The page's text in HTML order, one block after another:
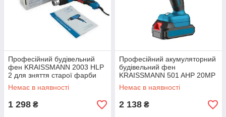
Професійний будівельний
фен KRAISSMANN 2003 HLP
2 для зняття старої фарби
Немає в наявності
1 298 ₴
Професійний акумуляторний
будівельний фен
KRAISSMANN 501 AHP 20MP
( БЕЗ АКБ і Зарядки)
Немає в наявності
2 138 ₴